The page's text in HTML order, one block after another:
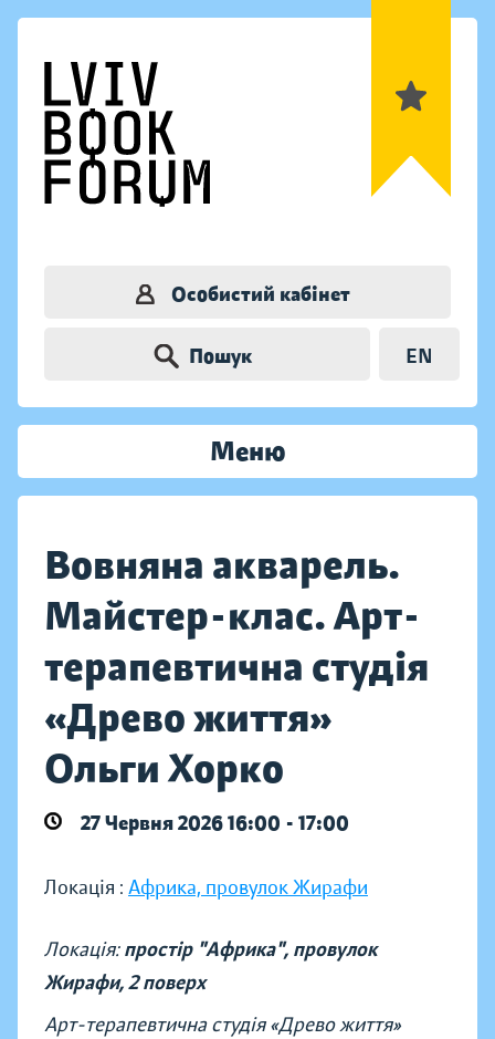
Особистий кабінет
Пошук EN
Меню
Вовняна акварель.
Майстер-клас. Арт-
терапевтична студія
«Древо життя»
Ольги Хорко
27 Червня 2026 16:00 - 17:00
Локація : Африка, провулок Жирафи
Локація:простір "Африка", провулок
Жирафи, 2 поверх
Арт-терапевтична студія «Древо життя»